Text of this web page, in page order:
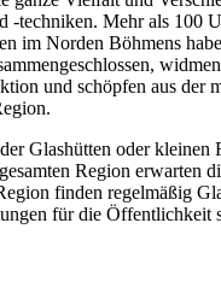
-techniken. Mehr als 100
im Norden Böhmens
und schöpfen aus der
Glashütten oder kleinen
Region erwarten
finden regelmäßig
für die Öffentlichkeit